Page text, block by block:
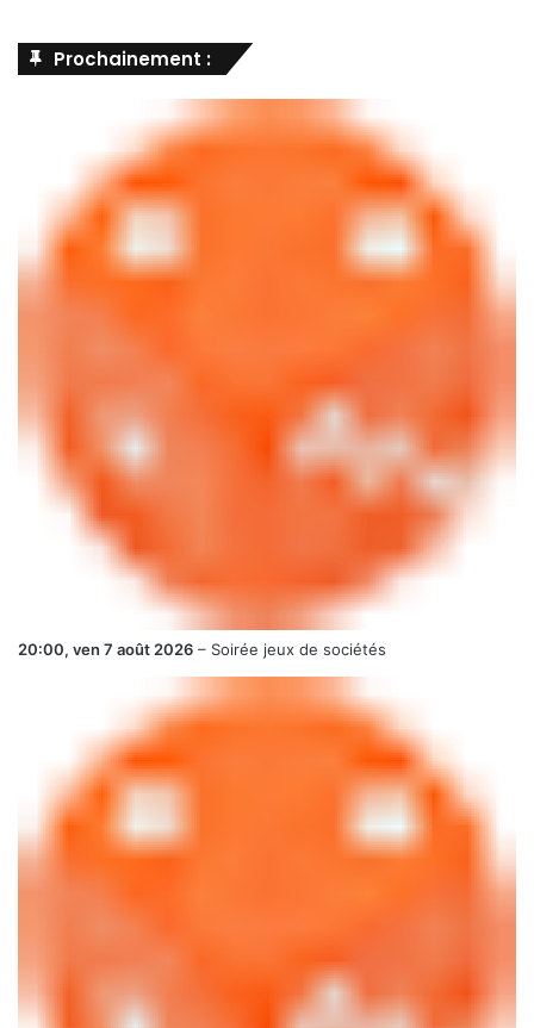
Prochainement :
20:00, ven 7 août 2026 – Soirée jeux de sociétés